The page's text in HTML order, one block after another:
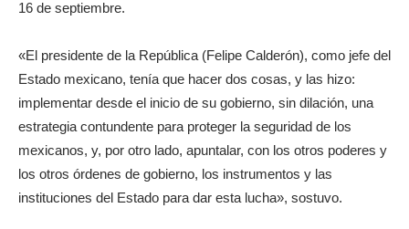
16 de septiembre.
«El presidente de la República (Felipe Calderón), como jefe del
Estado mexicano, tenía que hacer dos cosas, y las hizo:
implementar desde el inicio de su gobierno, sin dilación, una
estrategia contundente para proteger la seguridad de los
mexicanos, y, por otro lado, apuntalar, con los otros poderes y
los otros órdenes de gobierno, los instrumentos y las
instituciones del Estado para dar esta lucha», sostuvo.